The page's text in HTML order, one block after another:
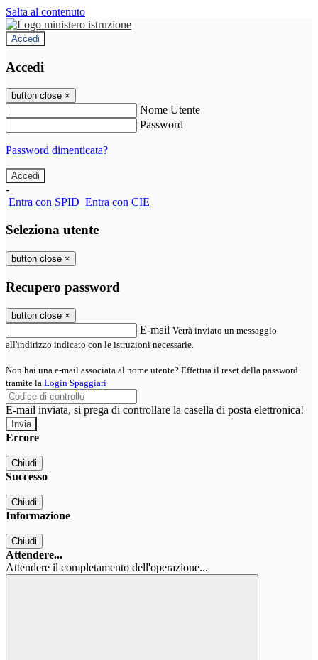
Salta al contenuto
Accedi
Accedi
button close ×
Nome Utente
Password
Password dimenticata?
-
Entra con SPID Entra con CIE
Seleziona utente
button close ×
Recupero password
button close ×
E-mail Verrà inviato un messaggio
all'indirizzo indicato con le istruzioni necessarie.
Non hai una e-mail associata al nome utente? Effettua il reset della password
tramite la Login Spaggiari
E-mail inviata, si prega di controllare la casella di posta elettronica!
Errore
Chiudi
Successo
Chiudi
Informazione
Chiudi
Attendere...
Attendere il completamento dell'operazione...